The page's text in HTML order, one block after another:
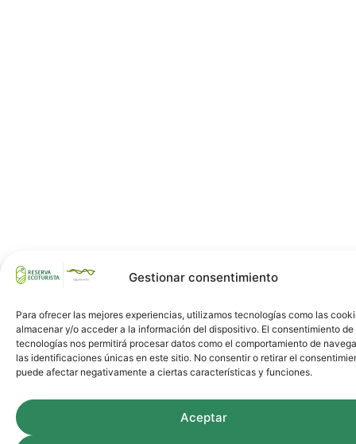
Gestionar consentimiento
Para ofrecer las mejores experiencias, utilizamos tecnologías como las
almacenar y/o acceder a la información del dispositivo. El consentimiento de
tecnologías nos permitirá procesar datos como el comportamiento de
las identificaciones únicas en este sitio. No consentir o retirar el
puede afectar negativamente a ciertas características y funciones.
Aceptar